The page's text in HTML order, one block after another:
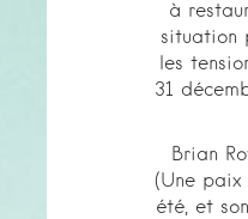
à
situation
les
31
Brian
(Une
été, et